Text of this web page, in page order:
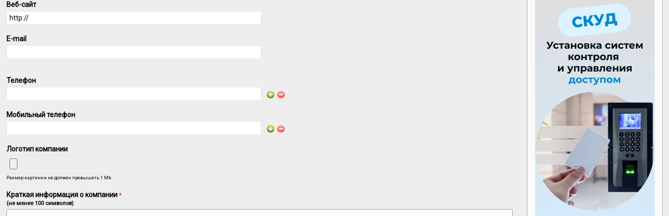
Веб-сайт
E-mail
Телефон
Мобильный телефон
Логотип компании
Размер картинки не должен превышать 1 Mb
Краткая информация о компании*
(не менее 100 символов)